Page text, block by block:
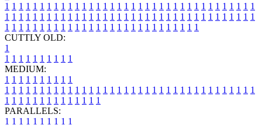
1 1 1 1 1 1 1 1 1 1 1 1 1 1 1 1 1 1 1 1 1 1 1 1 1 1 1 1 1 1 1 1 1 1 1 1
1 1 1 1 1 1 1 1 1 1 1 1 1 1 1 1 1 1 1 1 1 1 1 1 1 1 1 1 1 1 1 1 1 1 1 1
1 1 1 1 1 1 1 1 1 1 1 1 1 1 1 1 1 1 1 1 1 1 1 1 1 1 1 1
CUTTLY OLD:
1
1 1 1 1 1 1 1 1 1 1
MEDIUM:
1 1 1 1 1 1 1 1 1 1
1 1 1 1 1 1 1 1 1 1 1 1 1 1 1 1 1 1 1 1 1 1 1 1 1 1 1 1 1 1 1 1 1 1 1 1
1 1 1 1 1 1 1 1 1 1 1 1 1 1
PARALLELS:
1 1 1 1 1 1 1 1 1 1